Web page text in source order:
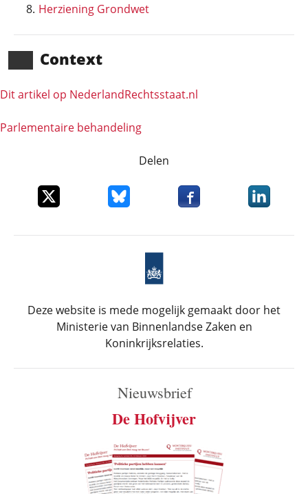
Herziening Grondwet
Context
Dit artikel op NederlandRechts­staat.nl
Parlementaire behandeling
Delen
Deel dit item op XDeel dit item op Bluesky
Deel dit item opDeel dit
Deze website is mede mogelijk gemaakt door het
Ministerie van Binnenlandse Zaken en
Koninkrijksrelaties.
Nieuwsbrief
De Hofvijver